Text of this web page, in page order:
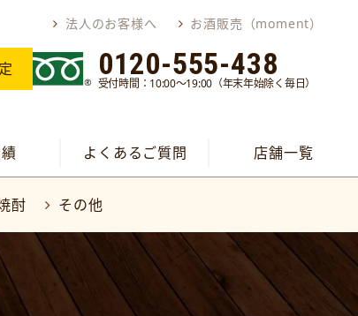
法人のお客様へ お酒販売（moment）
0120-555-438
受付時間：10:00～19:00（年末年始除く毎日）
よくあるご質問 店舗一覧
酎 その他